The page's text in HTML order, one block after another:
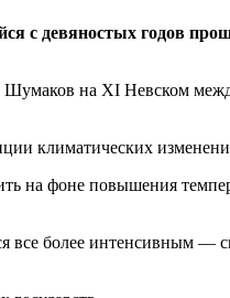
с девяностых годов
Шумаков на XI Невском
климатических
на фоне повышения
все более интенсивным —